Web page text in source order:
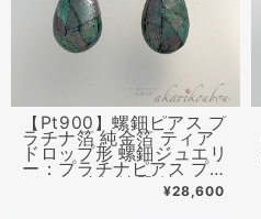
【Pt900】螺鈿ピアス プ
ラチナ箔 純金箔 ティア
ドロップ形 螺鈿ジュエリ
ー：プラチナピアス プレ
ゼント 金沢漆器 漆アク
¥28,600